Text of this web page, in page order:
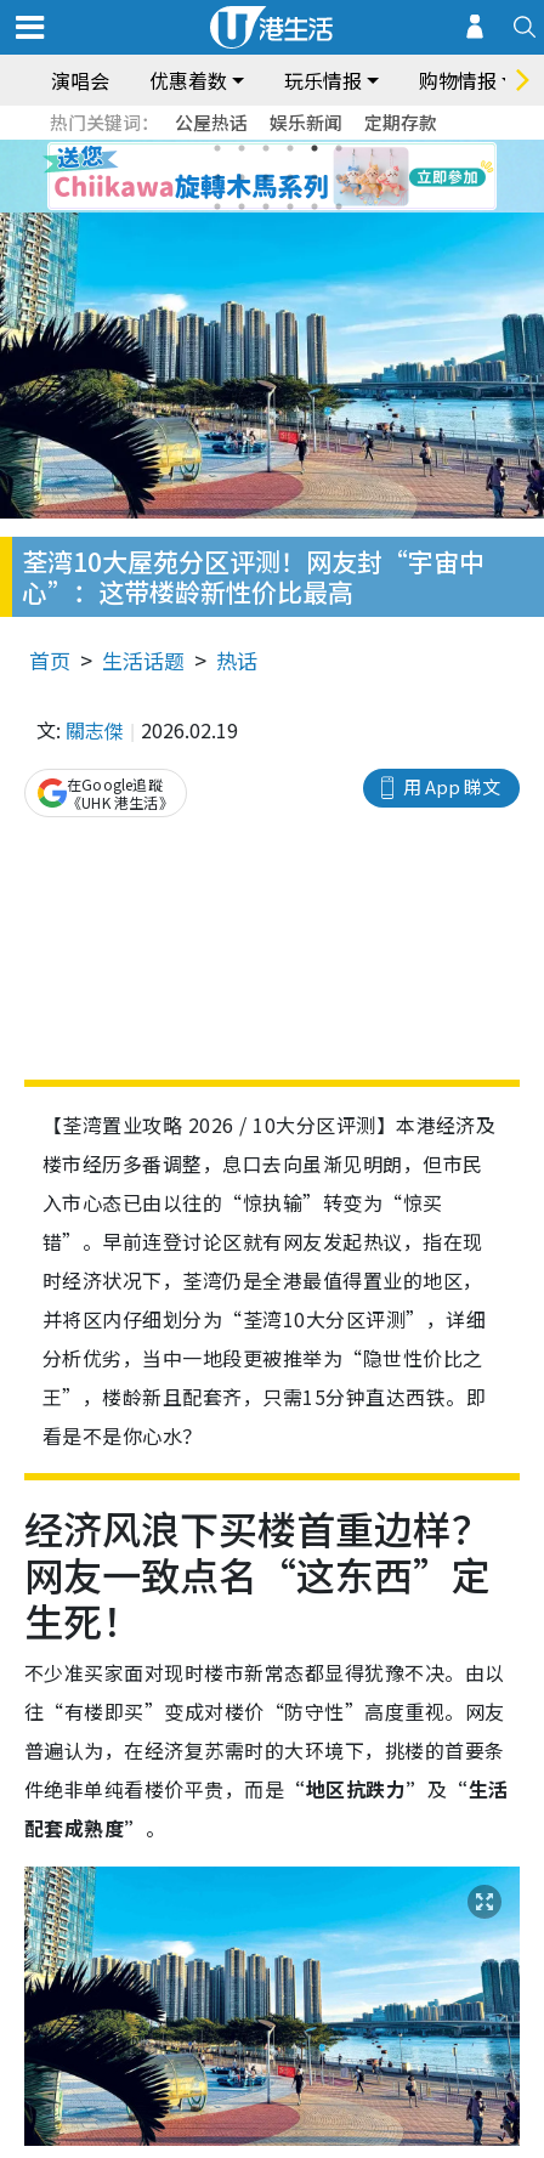
演唱会 优惠着数 玩乐情报 购物情报
热门关键词： 公屋热话 娱乐新闻 定期存款
荃湾10大屋苑分区评测！网友封“宇宙中
心”：这带楼龄新性价比最高
首页 生活话题 热话
文: 關志傑 2026.02.19
用 App 睇文
在Google追蹤
《UHK 港生活》
【荃湾置业攻略 2026 / 10大分区评测】本港经济及
楼市经历多番调整，息口去向虽渐见明朗，但市民
入市心态已由以往的“惊执输”转变为“惊买
错”。早前连登讨论区就有网友发起热议，指在现
时经济状况下，荃湾仍是全港最值得置业的地区，
并将区内仔细划分为“荃湾10大分区评测”，详细
分析优劣，当中一地段更被推举为“隐世性价比之
王”，楼龄新且配套齐，只需15分钟直达西铁。即
看是不是你心水？
经济风浪下买楼首重边样？
网友一致点名“这东西”定
生死！
不少准买家面对现时楼市新常态都显得犹豫不决。由以
往“有楼即买”变成对楼价“防守性”高度重视。网友
普遍认为，在经济复苏需时的大环境下，挑楼的首要条
件绝非单纯看楼价平贵，而是 “地区抗跌力” 及 “生活
配套成熟度” 。